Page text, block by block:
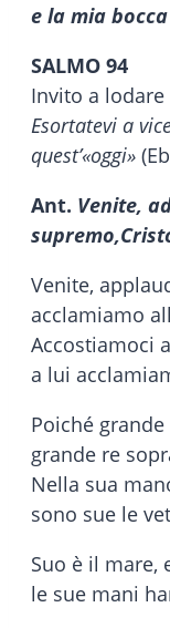
e la mia
SALMO 94
Invito a lodare
Esortatevi a
quest’«oggi»
Ant. Venite,
supremo,
Venite,
acclamiamo
Accostiamoci
a lui
Poiché
grande re
Nella sua
sono sue le
Suo è il mare,
le sue mani